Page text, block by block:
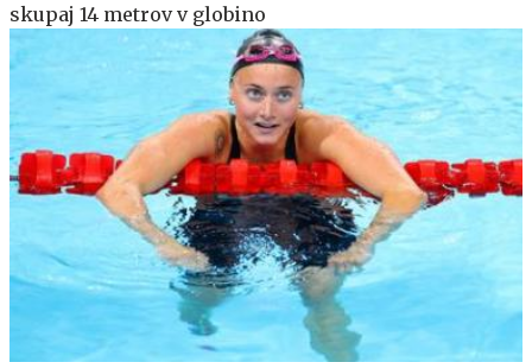
skupaj 14 metrov v globino